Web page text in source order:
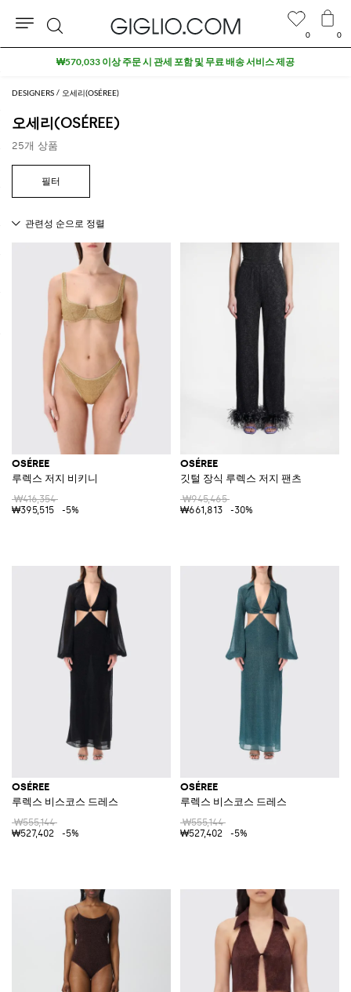
DESIGNERS 오세리(OSÉREE)
오세리(OSÉREE)
25개 상품
OSÉREE
루렉스 저지 비키니
₩416,354
₩395,515
-5%
OSÉREE
깃털 장식 루렉스 저지 팬츠
₩945,465
₩661,813
-30%
OSÉREE
루렉스 비스코스 드레스
₩555,144
₩527,402
-5%
OSÉREE
루렉스 비스코스 드레스
₩555,144
₩527,402
-5%
0 0
검
색
₩570,033 이상 주문 시 관세 포함 및 무료 배송 서비스 제공